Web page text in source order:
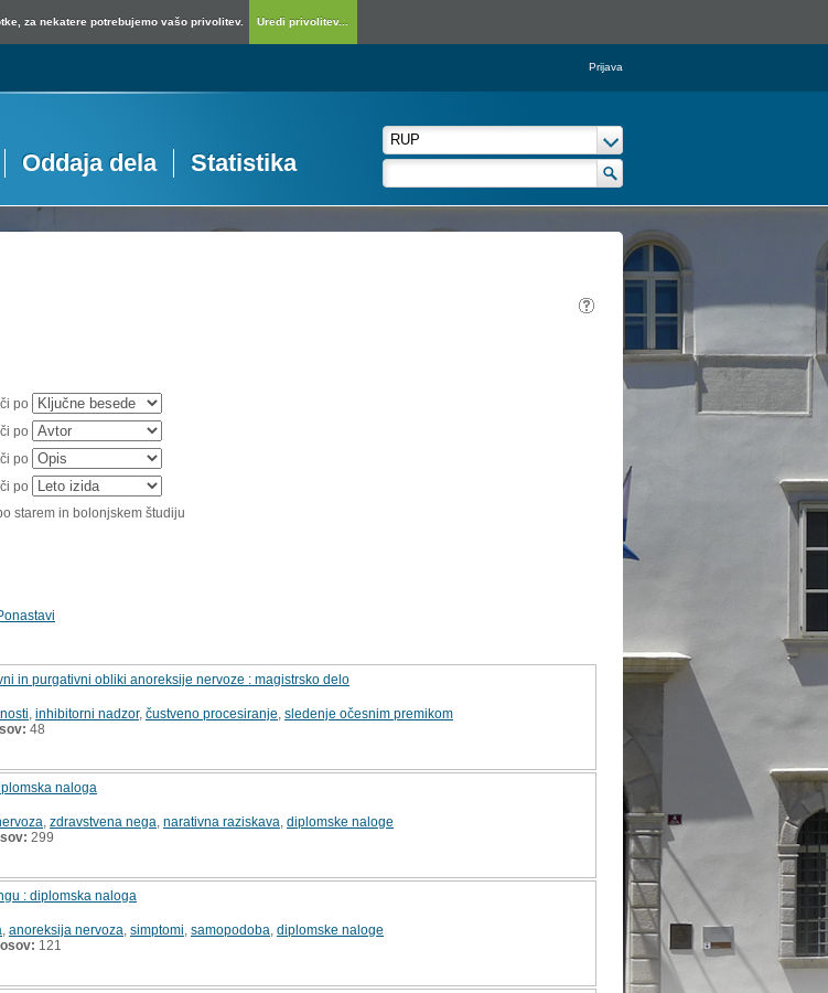
za nekatere potrebujemo vašo privolitev. Uredi privolitev...
Prijava
Oddaja dela Statistika
po
po
po
po
starem in bolonjskem študiju
in purgativni obliki anoreksije nervoze : magistrsko delo
inhibitorni nadzor, čustveno procesiranje sledenje očesnim premikom
48
naloga
zdravstvena nega narativna raziskava diplomske naloge
299
: diplomska naloga
anoreksija nervoza simptomi samopodoba diplomske naloge
121